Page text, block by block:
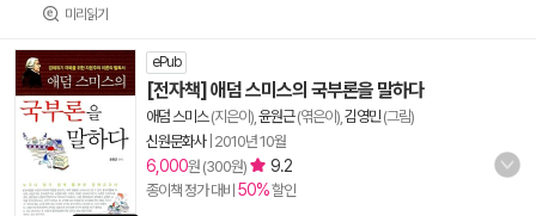
미리읽기
ePub
[전자책] 애덤 스미스의 국부론을 말하다
애덤 스미스(지은이), 윤원근(엮은이), 김영민(그림)
신원문화사| 2010년 10월
6,000원 (300원) 9.2
종이책 정가 대비 50%할인